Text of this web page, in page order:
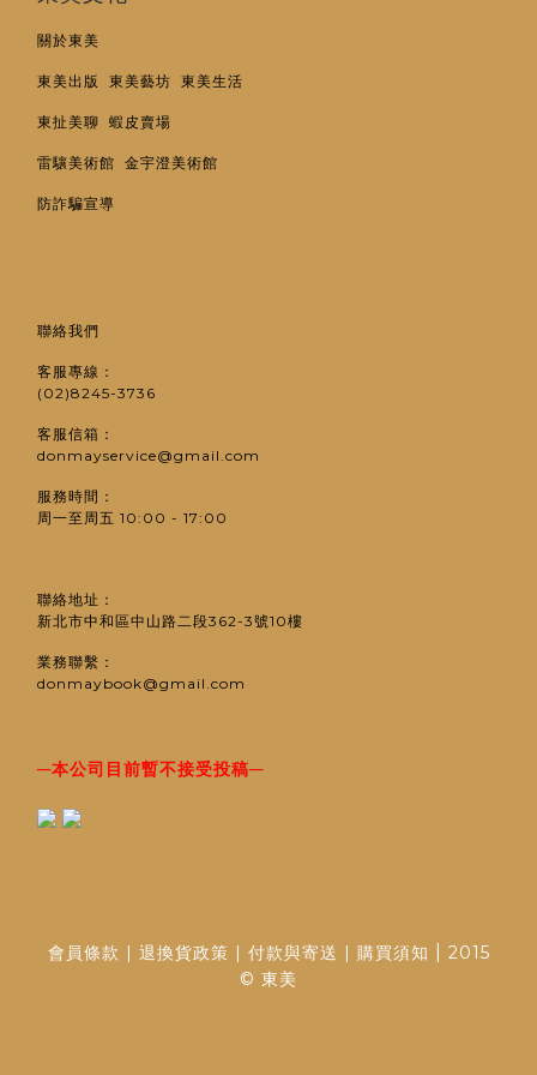
關於東美
東美出版 東美藝坊 東美生活
東扯美聊 蝦皮賣場
雷驤美術館 金宇澄美術館
防詐騙宣導
聯絡我們
客服專線：
(02)8245-3736
客服信箱：
donmayservice@gmail.com
服務時間：
周一至周五 10:00 - 17:00
聯絡地址：
新北市中和區中山路二段362-3號10樓
業務聯繫：
donmaybook@gmail.com
─本公司目前暫不接受投稿─
會員條款 | 退換貨政策 | 付款與寄送 | 購買須知
2015
© 東美